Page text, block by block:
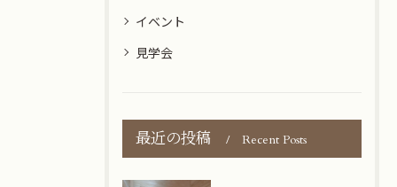
イベント
見学会
最近の投稿 Recent Posts